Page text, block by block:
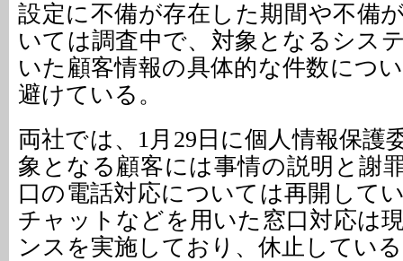
設定に不備が存在した期間や不備
いては調査中で、対象となるシス
いた顧客情報の具体的な件数につ
避けている。
両社では、1月29日に個人情報保護
象となる顧客には事情の説明と謝
口の電話対応については再開して
チャットなどを用いた窓口対応は
ンスを実施しており、休止してい